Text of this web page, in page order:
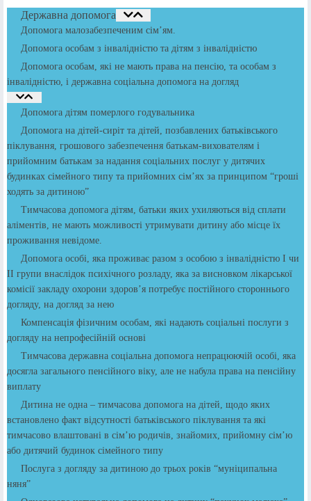
Державна допомога
Допомога малозабезпеченим сім’ям.
Допомога особам з інвалідністю та дітям з інвалідністю
Допомога особам, які не мають права на пенсію, та особам з
інвалідністю, і державна соціальна допомога на догляд
Допомога дітям померлого годувальника
Допомога на дітей-сиріт та дітей, позбавлених батьківського
піклування, грошового забезпечення батькам-вихователям і
прийомним батькам за надання соціальних послуг у дитячих
будинках сімейного типу та прийомних сім’ях за принципом “гроші
ходять за дитиною”
Тимчасова допомога дітям, батьки яких ухиляються від сплати
аліментів, не мають можливості утримувати дитину або місце їх
проживання невідоме.
Допомога особі, яка проживає разом з особою з інвалідністю І чи
ІІ групи внаслідок психічного розладу, яка за висновком лікарської
комісії закладу охорони здоров’я потребує постійного стороннього
догляду, на догляд за нею
Компенсація фізичним особам, які надають соціальні послуги з
догляду на непрофесійній основі
Тимчасова державна соціальна допомога непрацюючій особі, яка
досягла загального пенсійного віку, але не набула права на пенсійну
виплату
Дитина не одна – тимчасова допомога на дітей, щодо яких
встановлено факт відсутності батьківського піклування та які
тимчасово влаштовані в сім’ю родичів, знайомих, прийомну сім’ю
або дитячий будинок сімейного типу
Послуга з догляду за дитиною до трьох років “муніципальна
няня”